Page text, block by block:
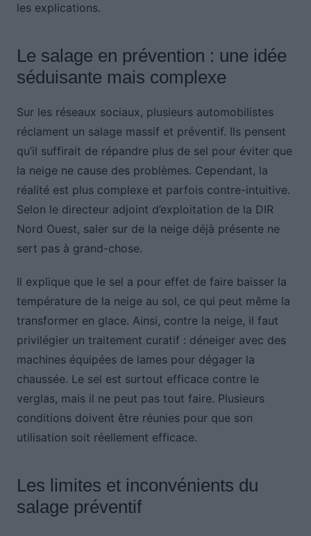
les explications.
Le salage en prévention : une idée
séduisante mais complexe
Sur les réseaux sociaux, plusieurs automobilistes
réclament un salage massif et préventif. Ils pensent
qu’il suffirait de répandre plus de sel pour éviter que
la neige ne cause des problèmes. Cependant, la
réalité est plus complexe et parfois contre-intuitive.
Selon le directeur adjoint d’exploitation de la DIR
Nord Ouest, saler sur de la neige déjà présente ne
sert pas à grand-chose.
Il explique que le sel a pour effet de faire baisser la
température de la neige au sol, ce qui peut même la
transformer en glace. Ainsi, contre la neige, il faut
privilégier un traitement curatif : déneiger avec des
machines équipées de lames pour dégager la
chaussée. Le sel est surtout efficace contre le
verglas, mais il ne peut pas tout faire. Plusieurs
conditions doivent être réunies pour que son
utilisation soit réellement efficace.
Les limites et inconvénients du
salage préventif